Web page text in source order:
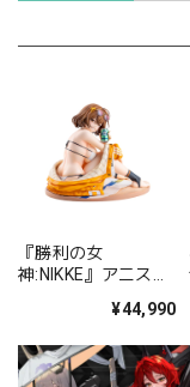
『勝利の女
神:NIKKE』アニス：
ー 1/4 PVC塗装済み
¥44,990